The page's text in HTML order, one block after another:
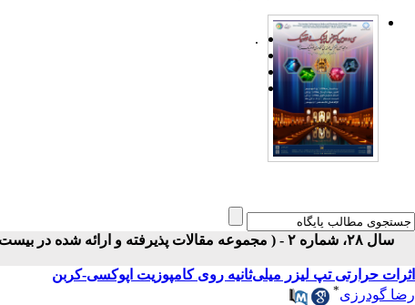
.
سال ۲۸، شماره ۲ - ( مجموعه مقالات پذیرفته و ارائه شده در بیست و هشتمین کنفرانس اپتیک و فوتونیک ایران ۱۴۰۰ )
اثرات حرارتی تپ لیزر میلی‌ثانیه روی کامپوزیت اپوکسی-کربن
رضا گودرزی*